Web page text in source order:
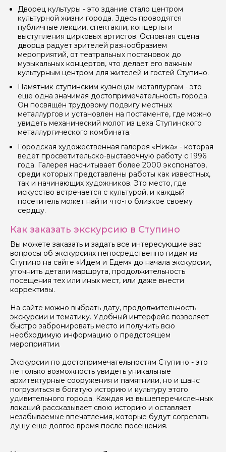
Дворец культуры - это здание стало центром
культурной жизни города. Здесь проводятся
публичные лекции, спектакли, концерты и
выступления цирковых артистов. Основная сцена
дворца радует зрителей разнообразием
мероприятий, от театральных постановок до
музыкальных концертов, что делает его важным
культурным центром для жителей и гостей Ступино.
Памятник ступинским кузнецам-металлургам - это
еще одна значимая достопримечательность города.
Он посвящён трудовому подвигу местных
металлургов и установлен на постаменте, где можно
увидеть механический молот из цеха Ступинского
металлургического комбината.
Городская художественная галерея «Ника» - которая
ведёт просветительско-выставочную работу с 1996
года. Галерея насчитывает более 2000 экспонатов,
среди которых представлены работы как известных,
так и начинающих художников. Это место, где
искусство встречается с культурой, и каждый
посетитель может найти что-то близкое своему
сердцу.
Как заказать экскурсию в Ступино
Вы можете заказать и задать все интересующие вас
вопросы об экскурсиях непосредственно гидам из
Ступино на сайте «Идем и Едем» до начала экскурсии,
уточнить детали маршрута, продолжительность
посещения тех или иных мест, или даже внести
коррективы.
На сайте можно выбрать дату, продолжительность
экскурсии и тематику. Удобный интерфейс позволяет
быстро забронировать место и получить всю
необходимую информацию о предстоящем
мероприятии.
Экскурсии по достопримечательностям Ступино - это
не только возможность увидеть уникальные
архитектурные сооружения и памятники, но и шанс
погрузиться в богатую историю и культуру этого
удивительного города. Каждая из вышеперечисленных
локаций рассказывает свою историю и оставляет
незабываемые впечатления, которые будут согревать
душу еще долгое время после посещения.